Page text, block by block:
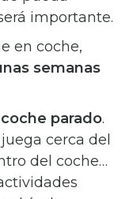
importante.
en coche,
semanas
parado.
cerca del
del coche…